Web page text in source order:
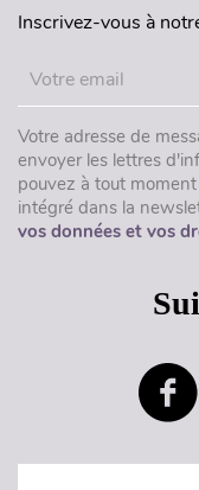
Inscrivez-vous à
Votre adresse de
envoyer les lettres
pouvez à tout
intégré dans la
vos données et vos